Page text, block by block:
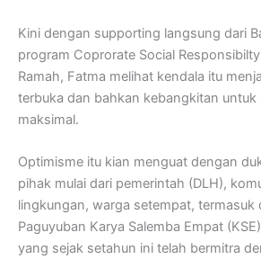
Kini dengan supporting langsung dari
program Coprorate Social
Ramah, Fatma melihat kendala itu
terbuka dan bahkan kebangkitan untuk
maksimal.
Optimisme itu kian menguat dengan
pihak mulai dari pemerintah (DLH),
lingkungan, warga setempat, termasuk
Paguyuban Karya Salemba Empat
yang sejak setahun ini telah bermitra